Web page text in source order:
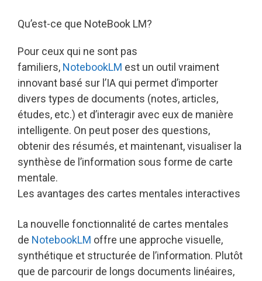
Qu’est-ce que NoteBook LM?
Pour ceux qui ne sont pas
familiers, NotebookLM est un outil vraiment
innovant basé sur l’IA qui permet d’importer
divers types de documents (notes, articles,
études, etc.) et d’interagir avec eux de manière
intelligente. On peut poser des questions,
obtenir des résumés, et maintenant, visualiser la
synthèse de l’information sous forme de carte
mentale.
Les avantages des cartes mentales interactives
La nouvelle fonctionnalité de cartes mentales
de NotebookLM offre une approche visuelle,
synthétique et structurée de l’information. Plutôt
que de parcourir de longs documents linéaires,